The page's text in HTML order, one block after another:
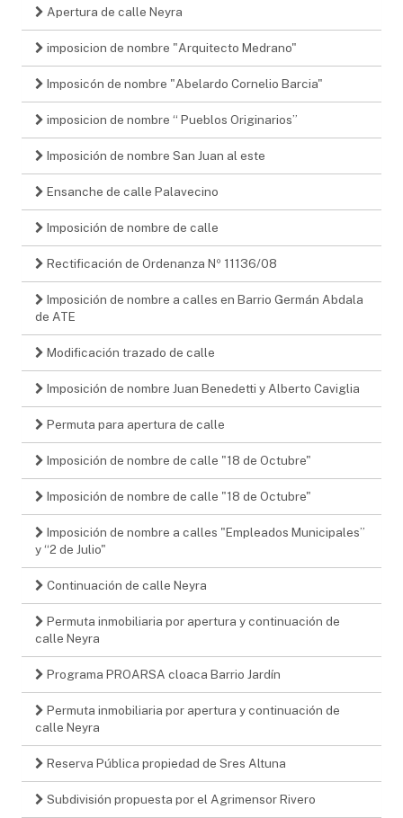
Apertura de calle Neyra
imposicion de nombre "Arquitecto Medrano"
Imposicón de nombre "Abelardo Cornelio Barcia"
imposicion de nombre “ Pueblos Originarios”
Imposición de nombre San Juan al este
Ensanche de calle Palavecino
Imposición de nombre de calle
Rectificación de Ordenanza Nº 11136/08
Imposición de nombre a calles en Barrio Germán Abdala
de ATE
Modificación trazado de calle
Imposición de nombre Juan Benedetti y Alberto Caviglia
Permuta para apertura de calle
Imposición de nombre de calle "18 de Octubre"
Imposición de nombre de calle "18 de Octubre"
Imposición de nombre a calles "Empleados Municipales”
y “2 de Julio"
Continuación de calle Neyra
Permuta inmobiliaria por apertura y continuación de
calle Neyra
Programa PROARSA cloaca Barrio Jardín
Permuta inmobiliaria por apertura y continuación de
calle Neyra
Reserva Pública propiedad de Sres Altuna
Subdivisión propuesta por el Agrimensor Rivero